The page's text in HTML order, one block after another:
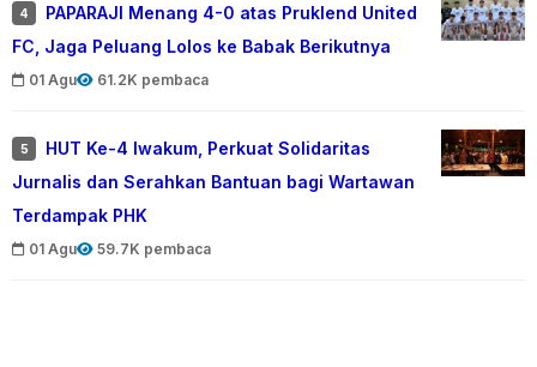
4
PAPARAJI Menang 4-0 atas Pruklend United
FC, Jaga Peluang Lolos ke Babak Berikutnya
01 Agu 61.2K pembaca
5
HUT Ke-4 Iwakum, Perkuat Solidaritas
Jurnalis dan Serahkan Bantuan bagi Wartawan
Terdampak PHK
01 Agu 59.7K pembaca